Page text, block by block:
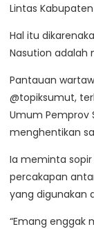
Lintas
Hal itu
Nasution adalah
Pantauan
@topiksumut,
Umum
menghentikan
Ia meminta
percakapan
yang digunakan
“Emang enggak